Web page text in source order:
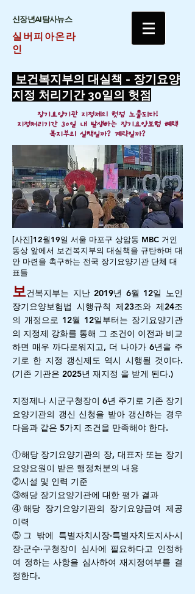
​신장년AI탐사뉴스
실버피아온라
인
보건복지부의 대실책 - 장기요양
지정 처리기간 30일의 헛점
장기요양기관 지정제의 헛점 노출되다!
지정처리기간 30일 내 발생하는 장기요양보험 혜택
복지부의 실책일까? 계략일까?
[사진]12월19일 서울 마포구 상암동 MBC 거인
동상 앞에서 보건복지부의 대실책을 규탄하며 대
안 마련을 촉구하는 전국 장기요양기관 단체 대
표들
보건복지부는 지난 2019년 6월 12일 노인
장기요양보험법 시행규칙 제23조와 제24조
의 개정으로 12월 12일부터는 장기요양기관
의 지정제 강화를 통해 그 조건이 이전과 비교
하면 매우 까다로워지고, 더 나아가 6년을 주
기로 한 지정 갱신제도 역시 시행될 것이다.
(기존 기관은 2025년 재지정 을 받게 된다.)
지정제나 시군구청장이 6년 주기로 기존 장기
요양기관의 갱신 신청을 받아 갱신하는 경우
다음과 같은 5가지 조건을 만족해야 한다.
①해당 장기요양기관의 장, 대표자 또는 장기
요양요원이 받은 행정처분의 내용
②시설 및 인력 기준
③해당 장기요양기관에 대한 평가 결과
④해당 장기요양기관의 장기요양급여 제공
이력
⑤그 밖에 특별자치시장·특별자치도지사·시
장·군수·구청장이 심사에 필요하다고 인정하
여 정하는 사항을 심사하여 재지정여부를 결
정한다.